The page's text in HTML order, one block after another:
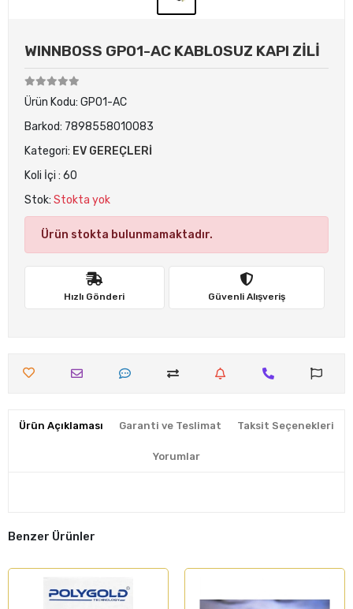
WINNBOSS GP01-AC KABLOSUZ KAPI ZİLİ
Ürün Kodu: GP01-AC
Barkod: 7898558010083
Kategori: EV GEREÇLERİ
Koli İçi : 60
Stok: Stokta yok
Ürün stokta bulunmamaktadır.
Hızlı Gönderi Güvenli Alışveriş
Ürün Açıklaması Garanti ve Teslimat Taksit Seçenekleri
Yorumlar
Benzer Ürünler